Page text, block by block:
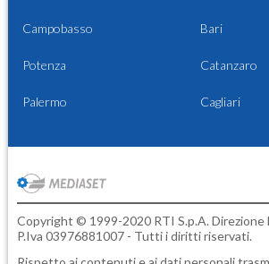
Campobasso Bari
Potenza Catanzaro
Palermo Cagliari
Copyright © 1999-2020 RTI S.p.A. Direzione
P.Iva 03976881007 - Tutti i diritti riservati.